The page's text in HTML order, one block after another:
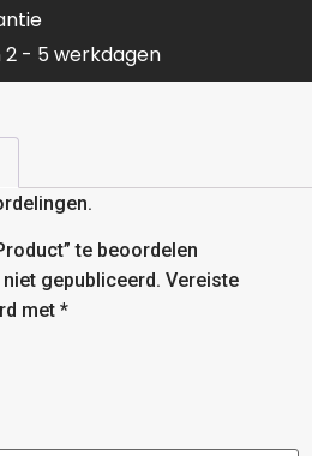
2 - 5 werkdagen
te beoordelen
gepubliceerd. Vereiste
met *